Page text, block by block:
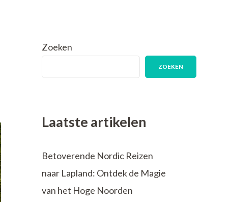
Zoeken
ZOEKEN
Laatste artikelen
Betoverende Nordic Reizen
naar Lapland: Ontdek de Magie
van het Hoge Noorden